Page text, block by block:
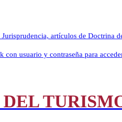
artículos de Doctrina
con usuario y contraseña para